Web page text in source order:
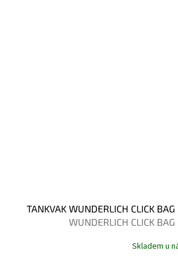
TANKVAK WUNDERLICH CLICK
WUNDERLICH CLICK
Skladem u